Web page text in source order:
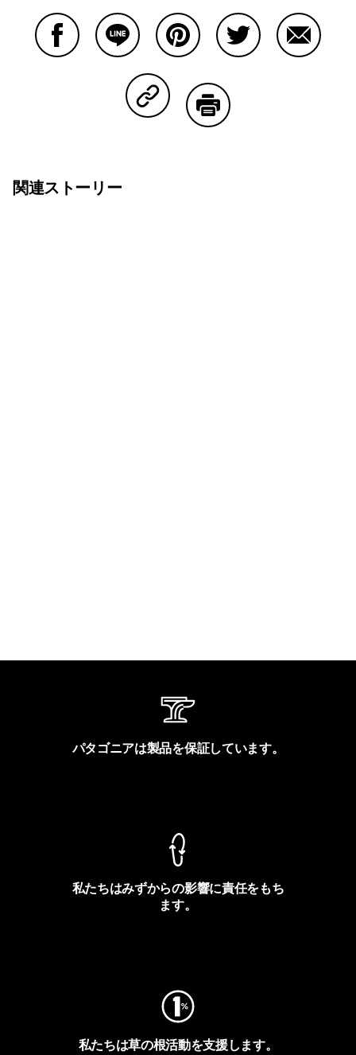
Copy Linkで共有する
関連ストーリー
パタゴニアは製品を保証しています。
私たちはみずからの影響に責任をもち
ます。
私たちは草の根活動を支援します。